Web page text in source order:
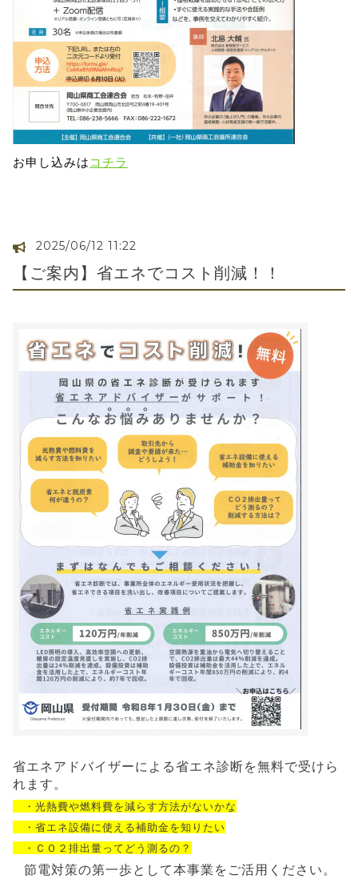
お申し込みは コチラ
2025/06/12 11:22
【ご案内】省エネでコスト削減！！
省エネアドバイザーによる省エネ診断を無料で受けら
れます。
・光熱費や燃料費を減らす方法がないかな
・省エネ設備に使える補助金を知りたい
・ＣＯ２排出量ってどう測るの？
節電対策の第一歩として本事業をご活用ください。